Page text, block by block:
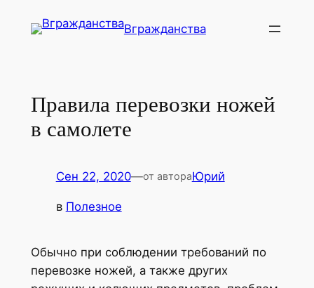
Вгражданства
Правила перевозки ножей
в самолете
Сен 22, 2020—от автораЮрий
в Полезное
Обычно при соблюдении требований по
перевозке ножей, а также других